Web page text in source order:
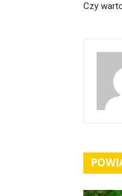
Czy